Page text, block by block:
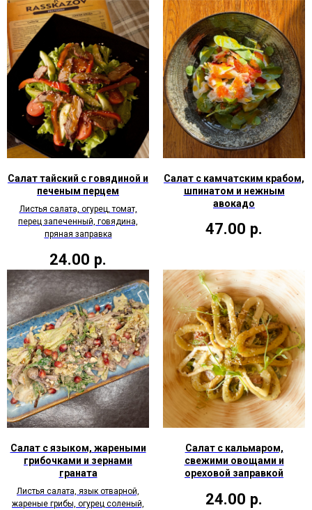
Салат тайский с говядиной и
печеным перцем
Листья салата, огурец, томат,
перец запеченный, говядина,
пряная заправка
24.00 р.
Салат с камчатским крабом,
шпинатом и нежным
авокадо
47.00 р.
Салат с языком, жареными
грибочками и зернами
граната
Листья салата, язык отварной,
жареные грибы, огурец соленый,
Салат с кальмаром,
свежими овощами и
ореховой заправкой
24.00 р.